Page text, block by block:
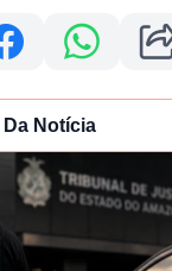
Notícia